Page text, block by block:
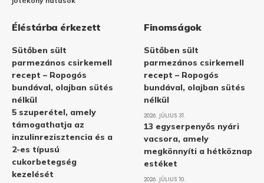
Éléstárba érkezett
Sütőben sült
parmezános csirkemell
recept – Ropogós
bundával, olajban sütés
nélkül
5 szuperétel, amely
támogathatja az
inzulinrezisztencia és a
2-es típusú
cukorbetegség
kezelését
Finomságok
Sütőben sült
parmezános csirkemell
recept – Ropogós
bundával, olajban sütés
nélkül
2026. JÚLIUS 31.
13 egyserpenyős nyári
vacsora, amely
megkönnyíti a hétköznap
estéket
2026. JÚLIUS 10.